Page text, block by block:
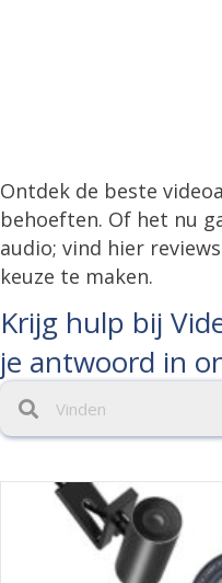
Ontdek de beste
behoeften. Of het nu
audio; vind hier
keuze te maken.
Krijg hulp bij
je antwoord in